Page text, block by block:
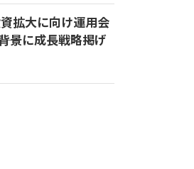
拡大に向け運用会
景に成長戦略掲げ